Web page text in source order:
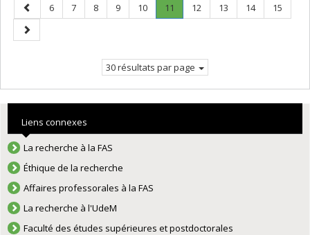
Page
précédente
Page
6 Page
7 Page
8 Page
9 Page
10 Page
11
Page
Page
12 Page
13 Page
14 Page
15
Page
suivante
30 résultats par page
Liens connexes
La recherche à la FAS
Éthique de la recherche
Affaires professorales à la FAS
La recherche à l'UdeM
Faculté des études supérieures et postdoctorales